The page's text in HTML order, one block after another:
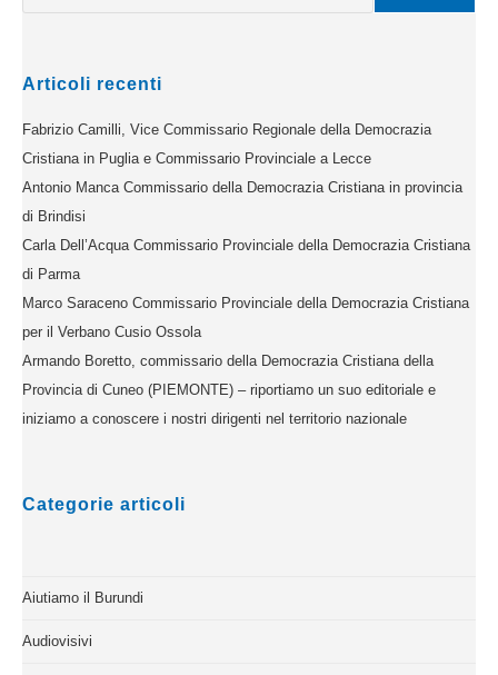
Articoli recenti
Fabrizio Camilli, Vice Commissario Regionale della Democrazia
Cristiana in Puglia e Commissario Provinciale a Lecce
Antonio Manca Commissario della Democrazia Cristiana in provincia
di Brindisi
Carla Dell’Acqua Commissario Provinciale della Democrazia Cristiana
di Parma
Marco Saraceno Commissario Provinciale della Democrazia Cristiana
per il Verbano Cusio Ossola
Armando Boretto, commissario della Democrazia Cristiana della
Provincia di Cuneo (PIEMONTE) – riportiamo un suo editoriale e
iniziamo a conoscere i nostri dirigenti nel territorio nazionale
Categorie articoli
Aiutiamo il Burundi
Audiovisivi